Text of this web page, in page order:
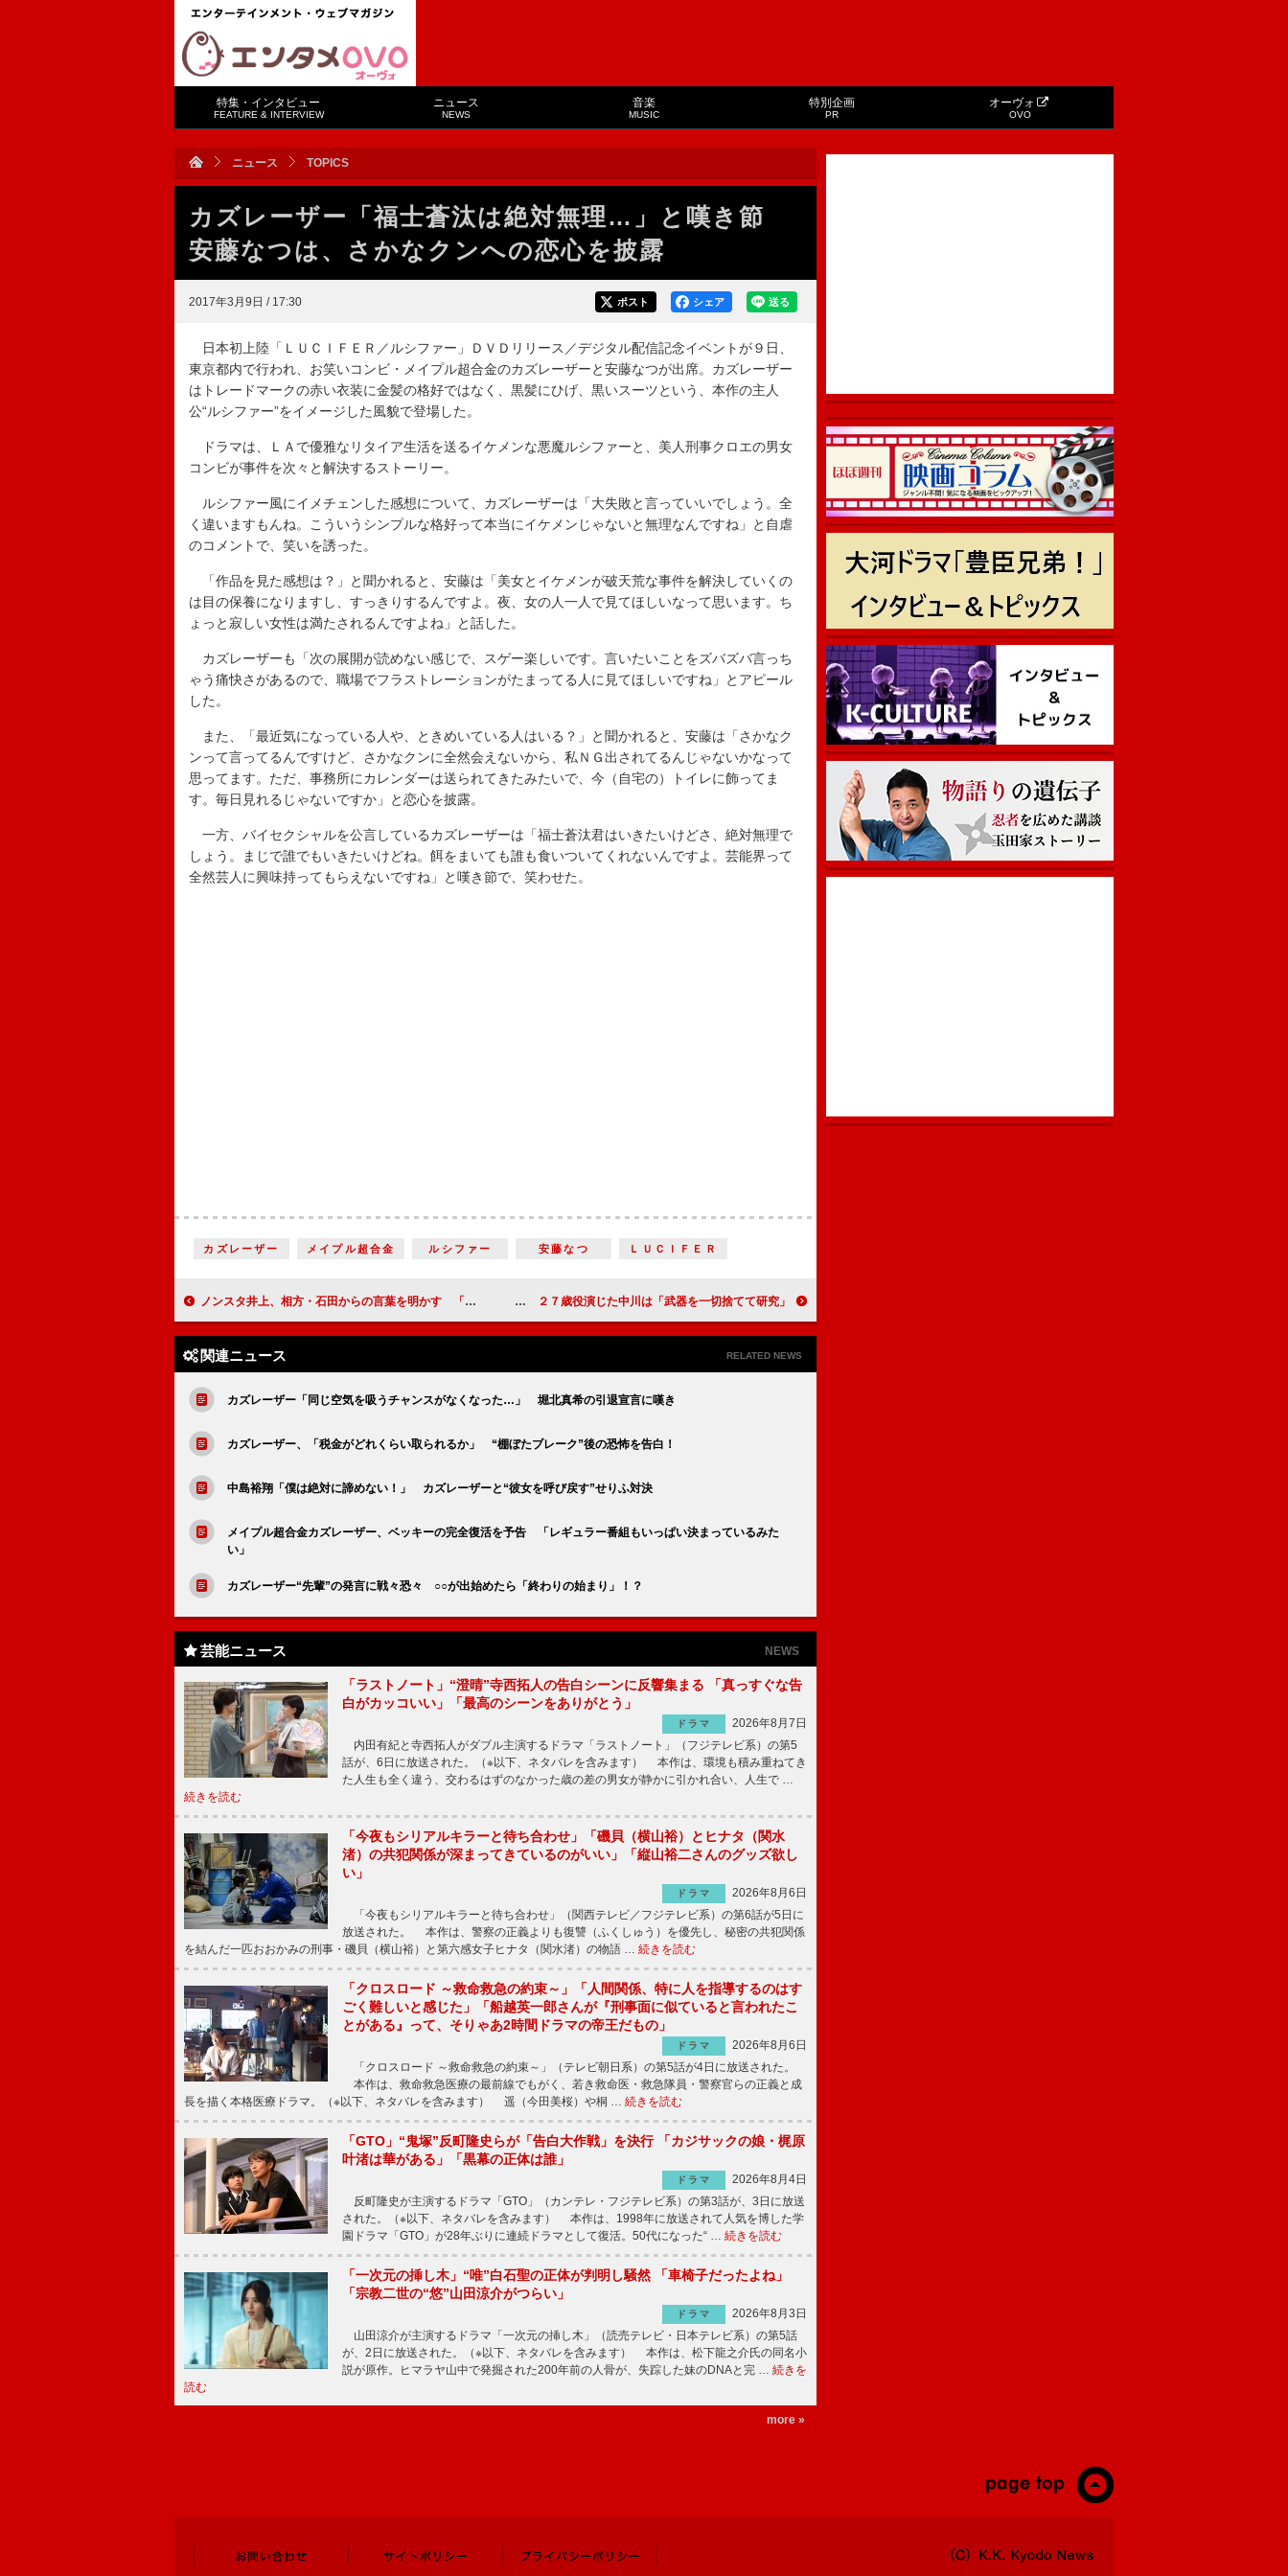
特集・インタビュー
FEATURE & INTERVIEW
ニュース
NEWS
音楽
MUSIC
特別企画
PR
オーヴォ
OVO
ニュース TOPICS
カズレーザー「福士蒼汰は絶対無理…」と嘆き節
安藤なつは、さかなクンへの恋心を披露
2017年3月9日 / 17:30 送る
シェア
ポスト
日本初上陸「ＬＵＣＩＦＥＲ／ルシファー」ＤＶＤリリース／デジタル配信記念イベントが９日、
東京都内で行われ、お笑いコンビ・メイプル超合金のカズレーザーと安藤なつが出席。カズレーザー
はトレードマークの赤い衣装に金髪の格好ではなく、黒髪にひげ、黒いスーツという、本作の主人
公“ルシファー”をイメージした風貌で登場した。
ドラマは、ＬＡで優雅なリタイア生活を送るイケメンな悪魔ルシファーと、美人刑事クロエの男女
コンビが事件を次々と解決するストーリー。
ルシファー風にイメチェンした感想について、カズレーザーは「大失敗と言っていいでしょう。全
く違いますもんね。こういうシンプルな格好って本当にイケメンじゃないと無理なんですね」と自虐
のコメントで、笑いを誘った。
「作品を見た感想は？」と聞かれると、安藤は「美女とイケメンが破天荒な事件を解決していくの
は目の保養になりますし、すっきりするんですよ。夜、女の人一人で見てほしいなって思います。ち
ょっと寂しい女性は満たされるんですよね」と話した。
カズレーザーも「次の展開が読めない感じで、スゲー楽しいです。言いたいことをズバズバ言っち
ゃう痛快さがあるので、職場でフラストレーションがたまってる人に見てほしいですね」とアピール
した。
また、「最近気になっている人や、ときめいている人はいる？」と聞かれると、安藤は「さかなク
ンって言ってるんですけど、さかなクンに全然会えないから、私ＮＧ出されてるんじゃないかなって
思ってます。ただ、事務所にカレンダーは送られてきたみたいで、今（自宅の）トイレに飾ってま
す。毎日見れるじゃないですか」と恋心を披露。
一方、バイセクシャルを公言しているカズレーザーは「福士蒼汰君はいきたいけどさ、絶対無理で
しょう。まじで誰でもいきたいけどね。餌をまいても誰も食いついてくれないんですよ。芸能界って
全然芸人に興味持ってもらえないですね」と嘆き節で、笑わせた。
カズレーザー メイプル超合金 ルシファー 安藤なつ ＬＵＣＩＦＥＲ
ノンスタ井上、相方・石田からの言葉を明かす 「性根の部分から、気持ち、変えていこうぜ」 中川大志＆平祐奈、サプライズ卒業祝い ２７歳役演じた中川は「武器を一切捨てて研究」
関連ニュース RELATED NEWS
カズレーザー「同じ空気を吸うチャンスがなくなった…」 堀北真希の引退宣言に嘆き
カズレーザー、「税金がどれくらい取られるか」 “棚ぼたブレーク”後の恐怖を告白！
中島裕翔「僕は絶対に諦めない！」 カズレーザーと“彼女を呼び戻す”せりふ対決
メイプル超合金カズレーザー、ベッキーの完全復活を予告 「レギュラー番組もいっぱい決まっているみた
い」
カズレーザー“先輩”の発言に戦々恐々 ○○が出始めたら「終わりの始まり」！？
芸能ニュース NEWS
「ラストノート」“澄晴”寺西拓人の告白シーンに反響集まる 「真っすぐな告
白がカッコいい」「最高のシーンをありがとう」
ドラマ
2026年8月7日
内田有紀と寺西拓人がダブル主演するドラマ「ラストノート」（フジテレビ系）の第5
話が、6日に放送された。（※以下、ネタバレを含みます） 本作は、環境も積み重ねてき
た人生も全く違う、交わるはずのなかった歳の差の男女が静かに引かれ合い、人生で …
続きを読む
「今夜もシリアルキラーと待ち合わせ」「磯貝（横山裕）とヒナタ（関水
渚）の共犯関係が深まってきているのがいい」「縦山裕二さんのグッズ欲し
い」
ドラマ
2026年8月6日
「今夜もシリアルキラーと待ち合わせ」（関西テレビ／フジテレビ系）の第6話が5日に
放送された。 本作は、警察の正義よりも復讐（ふくしゅう）を優先し、秘密の共犯関係
を結んだ一匹おおかみの刑事・磯貝（横山裕）と第六感女子ヒナタ（関水渚）の物語 … 続きを読む
「クロスロード ～救命救急の約束～」「人間関係、特に人を指導するのはす
ごく難しいと感じた」「船越英一郎さんが『刑事面に似ていると言われたこ
とがある』って、そりゃあ2時間ドラマの帝王だもの」
ドラマ
2026年8月6日
「クロスロード ～救命救急の約束～」（テレビ朝日系）の第5話が4日に放送された。
本作は、救命救急医療の最前線でもがく、若き救命医・救急隊員・警察官らの正義と成
長を描く本格医療ドラマ。（※以下、ネタバレを含みます） 遥（今田美桜）や桐 … 続きを読む
「GTO」“鬼塚”反町隆史らが「告白大作戦」を決行 「カジサックの娘・梶原
叶渚は華がある」「黒幕の正体は誰」
ドラマ
2026年8月4日
反町隆史が主演するドラマ「GTO」（カンテレ・フジテレビ系）の第3話が、3日に放送
された。（※以下、ネタバレを含みます） 本作は、1998年に放送されて人気を博した学
園ドラマ「GTO」が28年ぶりに連続ドラマとして復活。50代になった“ … 続きを読む
「一次元の挿し木」“唯”白石聖の正体が判明し騒然 「車椅子だったよね」
「宗教二世の“悠”山田涼介がつらい」
ドラマ
2026年8月3日
山田涼介が主演するドラマ「一次元の挿し木」（読売テレビ・日本テレビ系）の第5話
が、2日に放送された。（※以下、ネタバレを含みます） 本作は、松下龍之介氏の同名小
説が原作。ヒマラヤ山中で発掘された200年前の人骨が、失踪した妹のDNAと完 … 続きを
読む
more »